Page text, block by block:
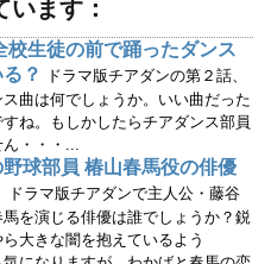
ます：
生徒の前で踊ったダンス
？
ドラマ版チアダンの第２話、
曲は何でしょうか。いい曲だった
ね。もしかしたらチアダンス部員
・・・...
球部員 椿山春馬役の俳優
ドラマ版チアダンで主人公・藤谷
を演じる俳優は誰でしょうか？鋭
大きな闇を抱えているよう